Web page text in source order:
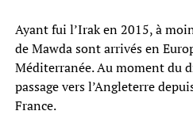
Ayant fui l’Irak en 2015, à
de Mawda sont arrivés en
Méditerranée. Au moment du
passage vers l’Angleterre
France.